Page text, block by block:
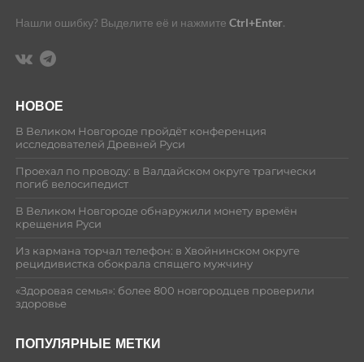
Нашли ошибку? Выделите её и нажмите Ctrl+Enter.
НОВОЕ
В Великом Новгороде пройдёт конференция
исследователей Древней Руси
Проехал по проводу: в Валдайском округе трагически
погиб велосипедист
В Великом Новгороде обнаружили монету времён
крещения Руси
Из кармана торчал телефон: в Хвойнинском округе
рецидивистка обокрала спящего мужчину
«Здоровая семья»: более 800 новгородцев проверили
здоровье
ПОПУЛЯРНЫЕ МЕТКИ